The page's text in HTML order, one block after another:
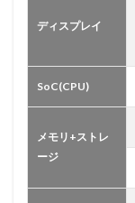
ディスプレイ
SoC(CPU)
メモリ+ストレ
ージ